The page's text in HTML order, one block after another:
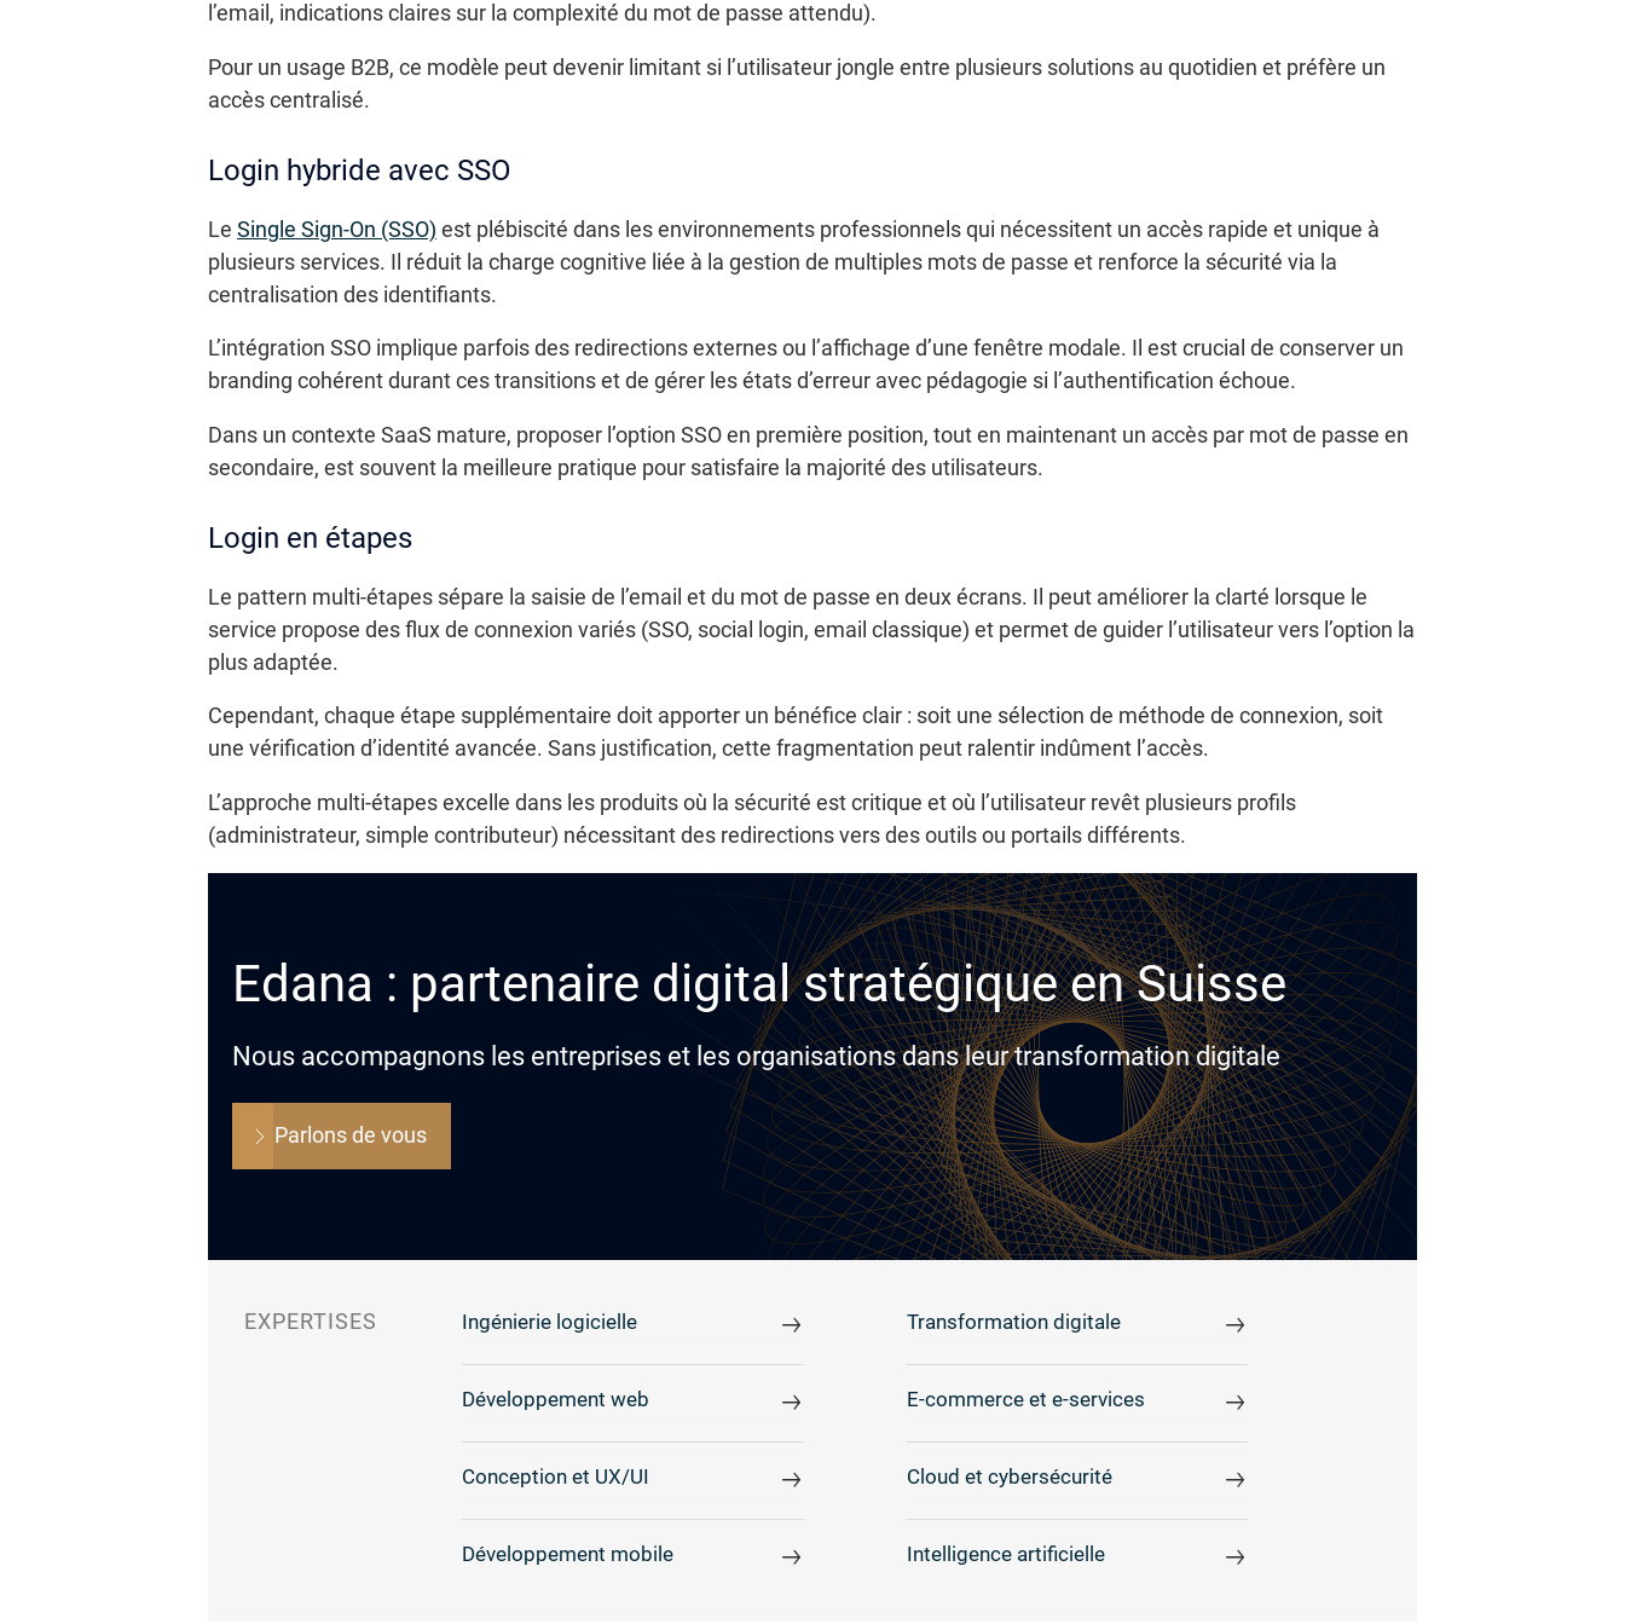
l’email, indications claires sur la complexité du mot de passe attendu).
Pour un usage B2B, ce modèle peut devenir limitant si l’utilisateur jongle entre plusieurs solutions au quotidien et préfère un
accès centralisé.
Login hybride avec SSO
Le Single Sign-On (SSO) est plébiscité dans les environnements professionnels qui nécessitent un accès rapide et unique à
plusieurs services. Il réduit la charge cognitive liée à la gestion de multiples mots de passe et renforce la sécurité via la
centralisation des identifiants.
L’intégration SSO implique parfois des redirections externes ou l’affichage d’une fenêtre modale. Il est crucial de conserver un
branding cohérent durant ces transitions et de gérer les états d’erreur avec pédagogie si l’authentification échoue.
Dans un contexte SaaS mature, proposer l’option SSO en première position, tout en maintenant un accès par mot de passe en
secondaire, est souvent la meilleure pratique pour satisfaire la majorité des utilisateurs.
Login en étapes
Le pattern multi-étapes sépare la saisie de l’email et du mot de passe en deux écrans. Il peut améliorer la clarté lorsque le
service propose des flux de connexion variés (SSO, social login, email classique) et permet de guider l’utilisateur vers l’option la
plus adaptée.
Cependant, chaque étape supplémentaire doit apporter un bénéfice clair : soit une sélection de méthode de connexion, soit
une vérification d’identité avancée. Sans justification, cette fragmentation peut ralentir indûment l’accès.
L’approche multi-étapes excelle dans les produits où la sécurité est critique et où l’utilisateur revêt plusieurs profils
(administrateur, simple contributeur) nécessitant des redirections vers des outils ou portails différents.
Edana : partenaire digital stratégique en Suisse
Nous accompagnons les entreprises et les organisations dans leur transformation digitale
Parlons de vous
EXPERTISES Ingénierie logicielle Transformation digitale
Développement web E-commerce et e-services
Conception et UX/UI Cloud et cybersécurité
Développement mobile Intelligence artificielle